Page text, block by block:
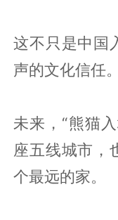
这不只是中国
声的文化信任。
未来，“熊猫
座五线城市，
个最远的家。